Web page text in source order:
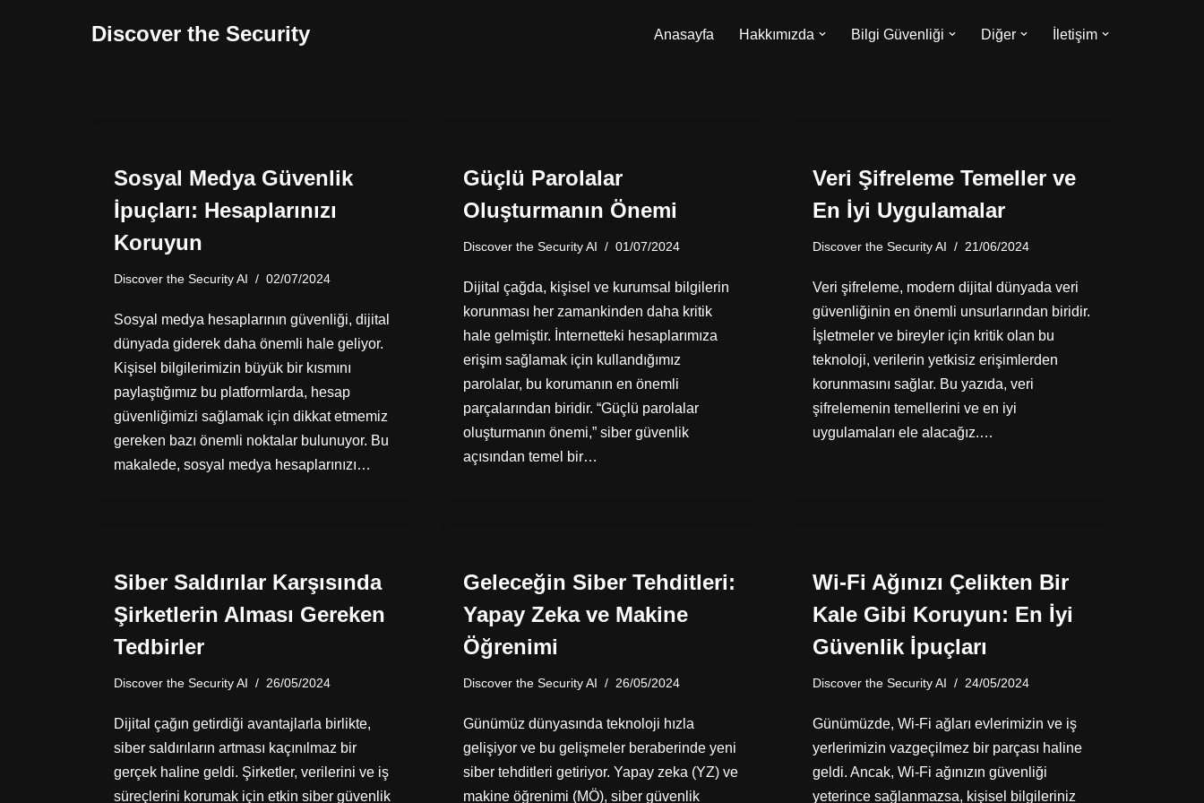
Discover the Security Anasayfa Hakkımızda Bilgi Güvenliği Diğer İletişim
Sosyal Medya Güvenlik
İpuçları: Hesaplarınızı
Koruyun
Discover the Security AI 02/07/2024
Sosyal medya hesaplarının güvenliği, dijital
dünyada giderek daha önemli hale geliyor.
Kişisel bilgilerimizin büyük bir kısmını
paylaştığımız bu platformlarda, hesap
güvenliğimizi sağlamak için dikkat etmemiz
gereken bazı önemli noktalar bulunuyor. Bu
makalede, sosyal medya hesaplarınızı…
Güçlü Parolalar
Oluşturmanın Önemi
Discover the Security AI 01/07/2024
Dijital çağda, kişisel ve kurumsal bilgilerin
korunması her zamankinden daha kritik
hale gelmiştir. İnternetteki hesaplarımıza
erişim sağlamak için kullandığımız
parolalar, bu korumanın en önemli
parçalarından biridir. “Güçlü parolalar
oluşturmanın önemi,” siber güvenlik
açısından temel bir…
Veri Şifreleme Temeller ve
En İyi Uygulamalar
Discover the Security AI 21/06/2024
Veri şifreleme, modern dijital dünyada veri
güvenliğinin en önemli unsurlarından biridir.
İşletmeler ve bireyler için kritik olan bu
teknoloji, verilerin yetkisiz erişimlerden
korunmasını sağlar. Bu yazıda, veri
şifrelemenin temellerini ve en iyi
uygulamaları ele alacağız.…
Siber Saldırılar Karşısında
Şirketlerin Alması Gereken
Tedbirler
Discover the Security AI 26/05/2024
Dijital çağın getirdiği avantajlarla birlikte,
siber saldırıların artması kaçınılmaz bir
gerçek haline geldi. Şirketler, verilerini ve iş
süreçlerini korumak için etkin siber güvenlik
Geleceğin Siber Tehditleri:
Yapay Zeka ve Makine
Öğrenimi
Discover the Security AI 26/05/2024
Günümüz dünyasında teknoloji hızla
gelişiyor ve bu gelişmeler beraberinde yeni
siber tehditleri getiriyor. Yapay zeka (YZ) ve
makine öğrenimi (MÖ), siber güvenlik
Wi-Fi Ağınızı Çelikten Bir
Kale Gibi Koruyun: En İyi
Güvenlik İpuçları
Discover the Security AI 24/05/2024
Günümüzde, Wi-Fi ağları evlerimizin ve iş
yerlerimizin vazgeçilmez bir parçası haline
geldi. Ancak, Wi-Fi ağınızın güvenliği
yeterince sağlanmazsa, kişisel bilgileriniz